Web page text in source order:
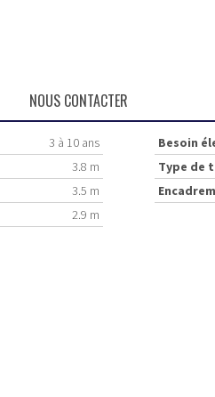
NOUS CONTACTER
3 à 10 ans
3.8 m
3.5 m
2.9 m
Besoin
Type de